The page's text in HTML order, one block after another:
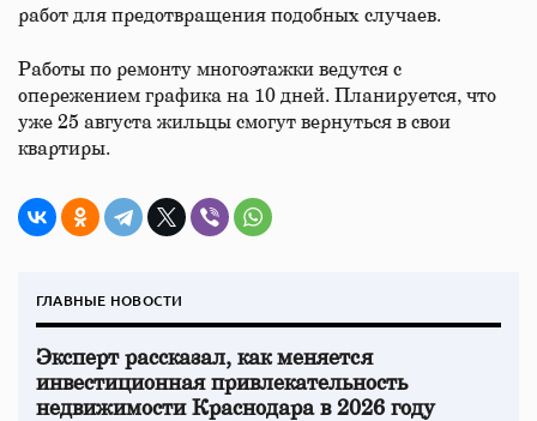
работ для предотвращения подобных случаев.
Работы по ремонту многоэтажки ведутся с
опережением графика на 10 дней. Планируется, что
уже 25 августа жильцы смогут вернуться в свои
квартиры.
ГЛАВНЫЕ НОВОСТИ
Эксперт рассказал, как меняется
инвестиционная привлекательность
недвижимости Краснодара в 2026 году